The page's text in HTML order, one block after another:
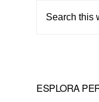
Sidebar
ESPLORA